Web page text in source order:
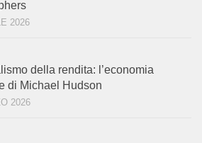
2026
della rendita: l’economia
di Michael Hudson
2026